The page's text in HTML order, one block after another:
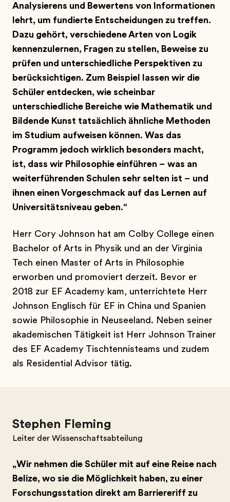
Analysierens und Bewertens von Informationen
lehrt, um fundierte Entscheidungen zu treffen.
Dazu gehört, verschiedene Arten von Logik
kennenzulernen, Fragen zu stellen, Beweise zu
prüfen und unterschiedliche Perspektiven zu
berücksichtigen. Zum Beispiel lassen wir die
Schüler entdecken, wie scheinbar
unterschiedliche Bereiche wie Mathematik und
Bildende Kunst tatsächlich ähnliche Methoden
im Studium aufweisen können. Was das
Programm jedoch wirklich besonders macht,
ist, dass wir Philosophie einführen – was an
weiterführenden Schulen sehr selten ist – und
ihnen einen Vorgeschmack auf das Lernen auf
Universitätsniveau geben.“
Herr Cory Johnson hat am Colby College einen
Bachelor of Arts in Physik und an der Virginia
Tech einen Master of Arts in Philosophie
erworben und promoviert derzeit. Bevor er
2018 zur EF Academy kam, unterrichtete Herr
Johnson Englisch für EF in China und Spanien
sowie Philosophie in Neuseeland. Neben seiner
akademischen Tätigkeit ist Herr Johnson Trainer
des EF Academy Tischtennisteams und zudem
als Residential Advisor tätig.
Stephen Fleming
Leiter der Wissenschaftsabteilung
„Wir nehmen die Schüler mit auf eine Reise nach
Belize, wo sie die Möglichkeit haben, zu einer
Forschungsstation direkt am Barriereriff zu